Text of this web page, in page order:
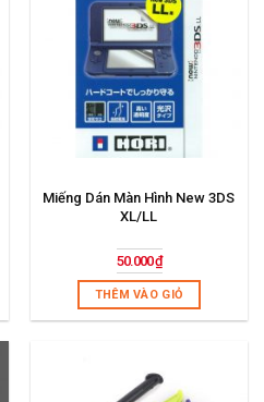
Miếng Dán Màn Hình New 3DS
XL/LL
50.000₫
THÊM VÀO GIỎ